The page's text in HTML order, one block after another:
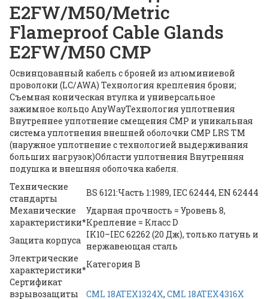
E2FW/M50/Metric
Flameproof Cable Glands
E2FW/M50 СМP
Освинцованный кабель с броней из алюминиевой
проволоки (LC/AWA) Технология крепления брони;
Съемная коническая втулка и универсальное
зажимное кольцо AnyWayТехнология уплотнения
Внутреннее уплотнение смещения CMP и уникальная
система уплотнения внешней оболочки CMP LRS TM
(наружное уплотнение с технологией выдерживания
больших нагрузок)Области уплотнения Внутренняя
подушка и внешняя оболочка кабеля.
Технические
стандарты
BS 6121:Часть 1:1989, IEC 62444, EN 62444
Механические
характеристики*
Ударная прочность = Уровень 8,
Крепление = Класс D
Защита корпуса
IK10–IEC 62262 (20 Дж), только латунь и
нержавеющая сталь
Электрические
характеристики*
Категория В
Сертификат
взрывозащиты
CML 18ATEX1324X, CML 18ATEX4316X